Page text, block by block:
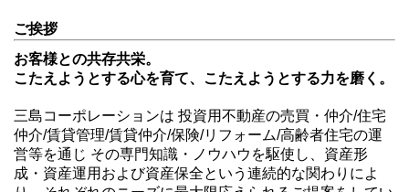
ご挨拶
お客様との共存共栄。
こたえようとする心を育て、こたえようとする力を磨く。
三島コーポレーションは 投資用不動産の売買・仲介/住宅
仲介/賃貸管理/賃貸仲介/保険/リフォーム/高齢者住宅の運
営等を通じ その専門知識・ノウハウを駆使し、資産形
成・資産運用および資産保全という連続的な関わりによ